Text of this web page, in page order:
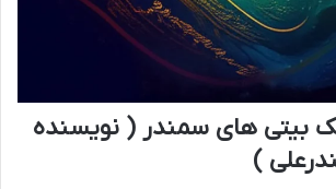
بیتی های سمندر ( نویسنده
)